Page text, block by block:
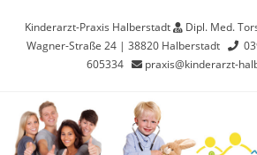
Kinderarzt-Praxis Halberstadt Dipl. Med.
Wagner-Straße 24 | 38820 Halberstadt
605334
praxis@kinderarzt-